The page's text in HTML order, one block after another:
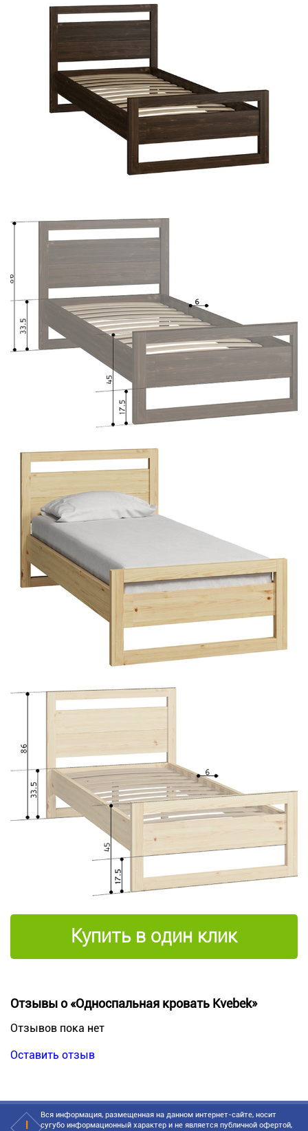
Купить в один клик
Отзывы о «Односпальная кровать Kvebek»
Отзывов пока нет
Оставить отзыв
Вся информация, размещенная на данном интернет-сайте, носит
сугубо информационный характер и не является публичной офертой,